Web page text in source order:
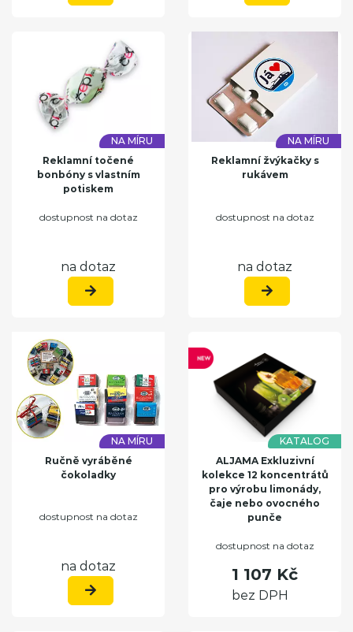
NA MÍRU
Reklamní točené
bonbóny s vlastním
potiskem
dostupnost na dotaz
na dotaz
NA MÍRU
Reklamní žvýkačky s
rukávem
dostupnost na dotaz
na dotaz
NA MÍRU
Ručně vyráběné
čokoladky
dostupnost na dotaz
na dotaz
KATALOG
ALJAMA Exkluzivní
kolekce 12 koncentrátů
pro výrobu limonády,
čaje nebo ovocného
punče
dostupnost na dotaz
1 107 Kč
bez DPH